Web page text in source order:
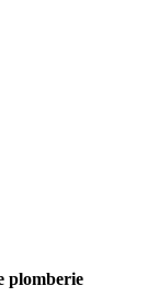
plomberie